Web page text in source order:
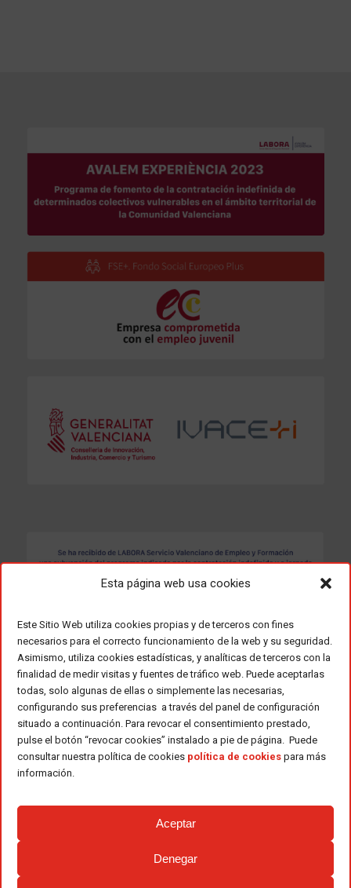
Esta página web usa cookies
Este Sitio Web utiliza cookies propias y de terceros con fines
necesarios para el correcto funcionamiento de la web y su seguridad.
Asimismo, utiliza cookies estadísticas, y analíticas de terceros con la
finalidad de medir visitas y fuentes de tráfico web. Puede aceptarlas
todas, solo algunas de ellas o simplemente las necesarias,
configurando sus preferencias a través del panel de configuración
situado a continuación. Para revocar el consentimiento prestado,
pulse el botón “revocar cookies” instalado a pie de página. Puede
consultar nuestra política de cookies política de cookies para más
información.
Aceptar
Denegar